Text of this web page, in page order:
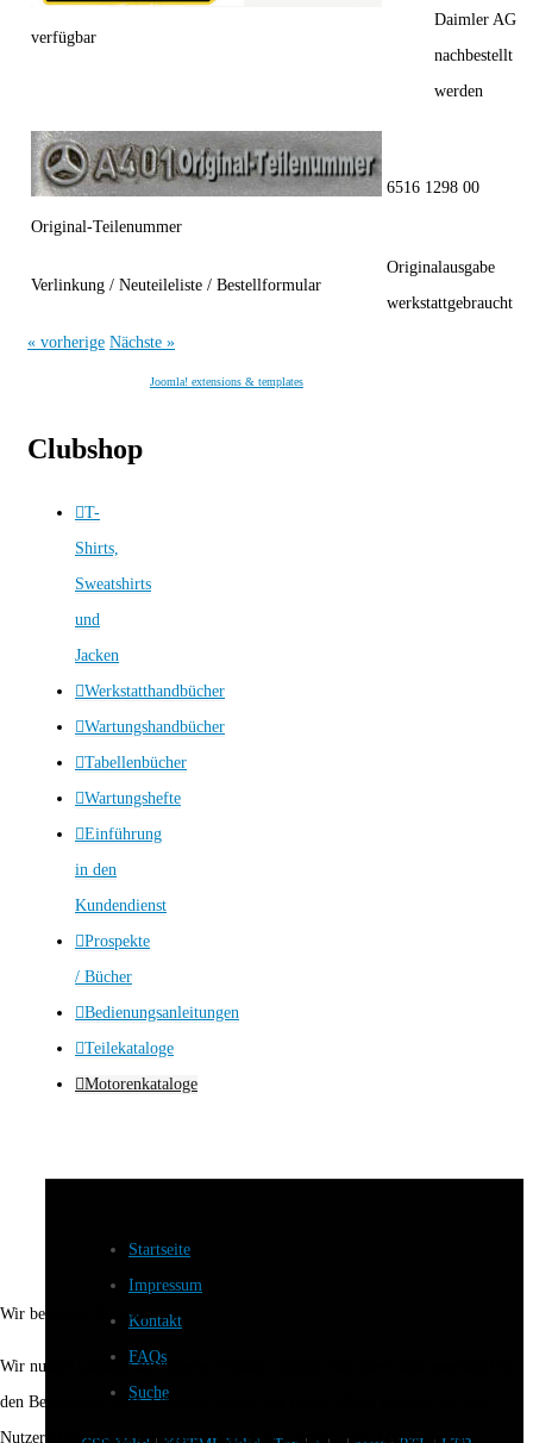
verfügbar
Daimler AG
nachbestellt
werden
Original-Teilenummer
6516 1298 00
Verlinkung / Neuteileliste / Bestellformular
Originalausgabe
werkstattgebraucht
« vorherige Nächste »
Joomla! extensions & templates
Clubshop
T-
Shirts,
Sweatshirts
und
Jacken
Werkstatthandbücher
Wartungshandbücher
Tabellenbücher
Wartungshefte
Einführung
in den
Kundendienst
Prospekte
/ Bücher
Bedienungsanleitungen
Teilekataloge
Motorenkataloge
Startseite
Impressum
Kontakt
FAQs
Suche
Wir benutzen Cookies
Wir nutzen Cookies auf unserer Website. Einige von ihnen sind essenziell für
den Betrieb der Seite, während andere uns helfen, diese Website und die
Nutzererfahrung zu verbessern (Tracking Cookies). Sie können selbst